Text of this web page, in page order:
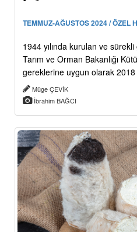
TEMMUZ-AĞUSTOS 2024 / ÖZEL
1944 yılında kurulan ve
Tarım ve Orman Bakanlığı
gereklerine uygun olarak 2018
Müge ÇEVİK
İbrahim BAĞCI